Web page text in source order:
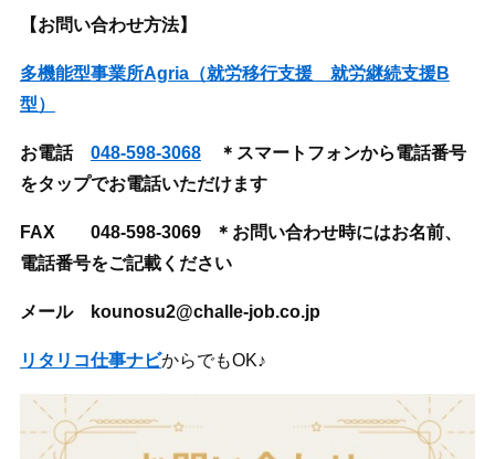
【お問い合わせ方法】
多機能型事業所Agria（就労移行支援 就労継続支援B
型）
お電話 048-598-3068＊スマートフォンから電話番号
をタップでお電話いただけます
FAX 048-598-3069 ＊お問い合わせ時にはお名前、
電話番号をご記載ください
メール kounosu2@challe-job.co.jp
リタリコ仕事ナビからでもOK♪